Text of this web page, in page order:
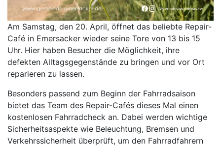
Am Samstag, den 20. April, öffnet das beliebte Repair-
Café in Emersacker wieder seine Tore von 13 bis 15
Uhr. Hier haben Besucher die Möglichkeit, ihre
defekten Alltagsgegenstände zu bringen und vor Ort
reparieren zu lassen.
Besonders passend zum Beginn der Fahrradsaison
bietet das Team des Repair-Cafés dieses Mal einen
kostenlosen Fahrradcheck an. Dabei werden wichtige
Sicherheitsaspekte wie Beleuchtung, Bremsen und
Verkehrssicherheit überprüft, um den Fahrradfahrern